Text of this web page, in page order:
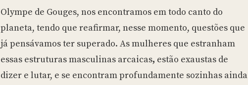
Olympe de Gouges, nos encontramos em todo canto do
planeta, tendo que reafirmar, nesse momento, questões que
já pensávamos ter superado. As mulheres que estranham
essas estruturas masculinas arcaicas, estão exaustas de
dizer e lutar, e se encontram profundamente sozinhas ainda